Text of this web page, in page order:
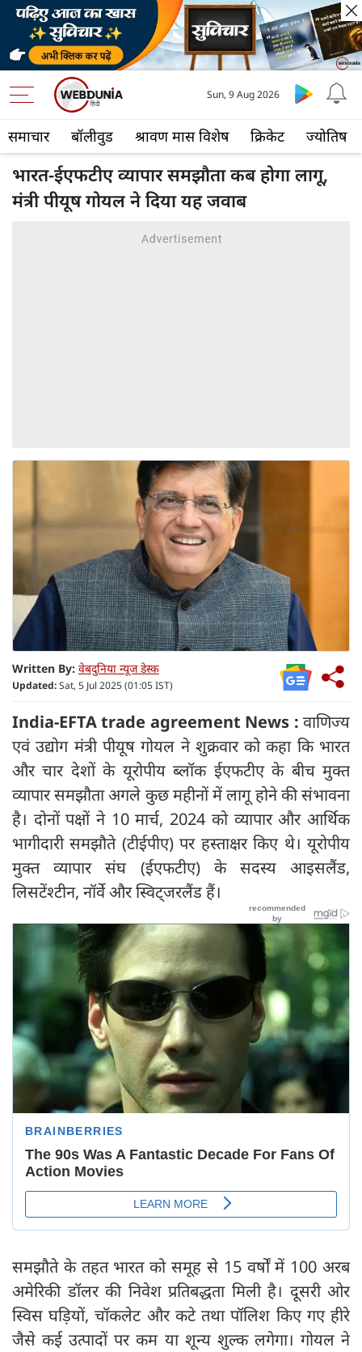
समाचार बॉलीवुड श्रावण मास विशेष क्रिकेट ज्योतिष
Sun, 9 Aug 2026
भारत-ईएफटीए व्यापार समझौता कब होगा लागू,
मंत्री पीयूष गोयल ने दिया यह जवाब
Written By: वेबदुनिया न्यूज डेस्क
Updated:Sat, 5 Jul 2025 (01:05 IST)
India-EFTA trade agreement News : वाणिज्य
एवं उद्योग मंत्री पीयूष गोयल ने शुक्रवार को कहा कि भारत
और चार देशों के यूरोपीय ब्लॉक ईएफटीए के बीच मुक्त
व्यापार समझौता अगले कुछ महीनों में लागू होने की संभावना
है। दोनों पक्षों ने 10 मार्च, 2024 को व्यापार और आर्थिक
भागीदारी समझौते (टीईपीए) पर हस्ताक्षर किए थे। यूरोपीय
मुक्त व्यापार संघ (ईएफटीए) के सदस्य आइसलैंड,
लिसटेंश्टीन, नॉर्वे और स्विट्जरलैंड हैं।
समझौते के तहत भारत को समूह से 15 वर्षों में 100 अरब
अमेरिकी डॉलर की निवेश प्रतिबद्धता मिली है। दूसरी ओर
स्विस घड़ियों, चॉकलेट और कटे तथा पॉलिश किए गए हीरे
जैसे कई उत्पादों पर कम या शून्य शुल्क लगेगा। गोयल ने